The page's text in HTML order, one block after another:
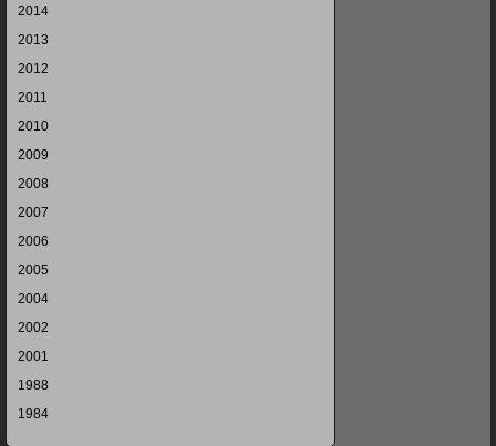
2014
2013
2012
2011
2010
2009
2008
2007
2006
2005
2004
2002
2001
1988
1984